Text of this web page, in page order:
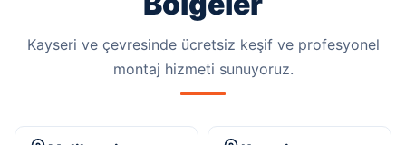
Kayseri ve çevresinde ücretsiz keşif ve profesyonel
montaj hizmeti sunuyoruz.